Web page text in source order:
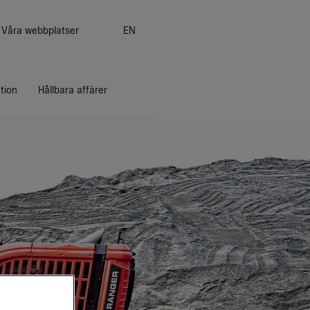
Våra webbplatser EN
Koncernledning
Stefan Widing
Nadine Crauwels
Mats Eriksson
Hållbara affärer